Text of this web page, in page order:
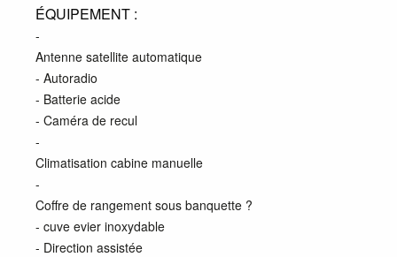
ÉQUIPEMENT :
-
Antenne satellite automatique
- Autoradio
- Batterie acide
- Caméra de recul
-
Climatisation cabine manuelle
-
Coffre de rangement sous banquette ?
- cuve evier inoxydable
- Direction assistée